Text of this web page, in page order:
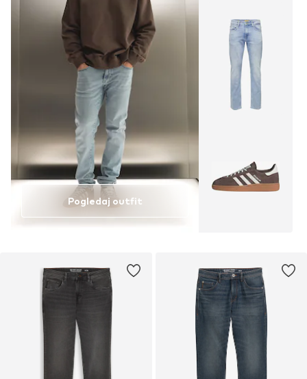
Pogledaj outfit